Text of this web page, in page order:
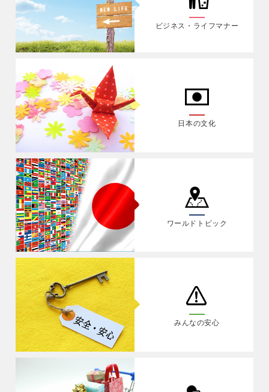
ビジネス・ライフマナー
日本の文化
ワールドトピック
みんなの安心